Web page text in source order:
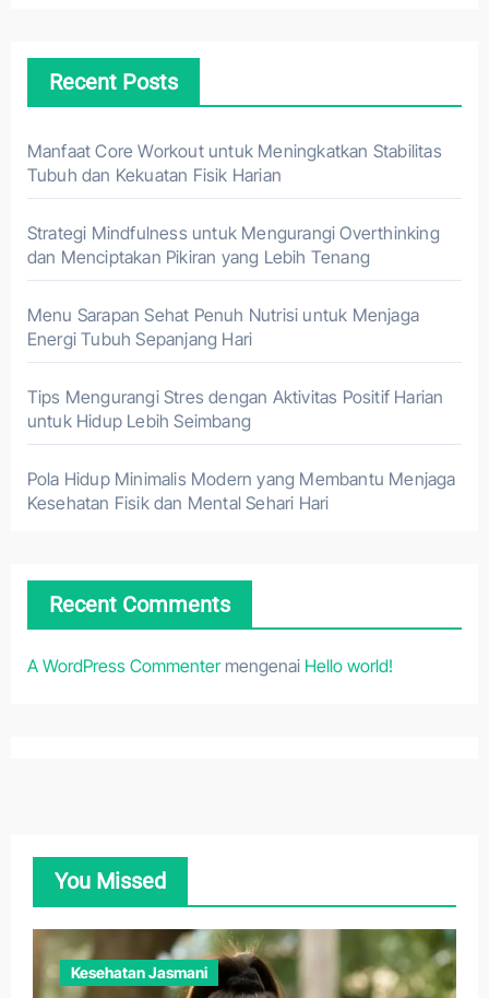
Recent Posts
Manfaat Core Workout untuk Meningkatkan Stabilitas
Tubuh dan Kekuatan Fisik Harian
Strategi Mindfulness untuk Mengurangi Overthinking
dan Menciptakan Pikiran yang Lebih Tenang
Menu Sarapan Sehat Penuh Nutrisi untuk Menjaga
Energi Tubuh Sepanjang Hari
Tips Mengurangi Stres dengan Aktivitas Positif Harian
untuk Hidup Lebih Seimbang
Pola Hidup Minimalis Modern yang Membantu Menjaga
Kesehatan Fisik dan Mental Sehari Hari
Recent Comments
A WordPress Commentermengenai Hello world!
You Missed
Kesehatan Jasmani